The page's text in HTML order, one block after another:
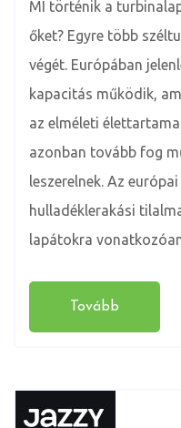
MI történik a
őket? Egyre több
végét. Európában
kapacitás működik,
az elméleti
azonban tovább fog
leszerelnek. Az
hulladéklerakási
lapátokra
Tovább